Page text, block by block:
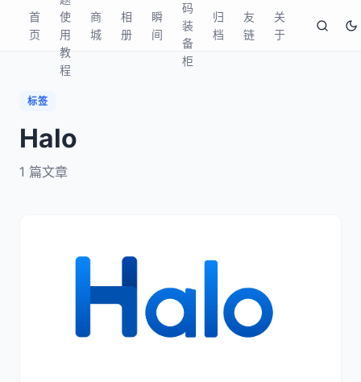
首
页
使
用
教
程
商
城
相
册
瞬
间
码
装
备
柜
归
档
友
链
关
于
标签
Halo
1 篇文章